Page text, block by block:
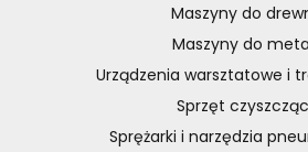
Maszyny do
Maszyny do
Urządzenia warsztatowe i
Sprzęt
Sprężarki i narzędzia